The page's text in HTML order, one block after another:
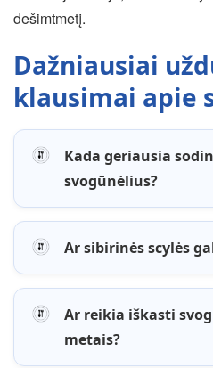
dešimtmetį.
Dažniausiai
klausimai apie
Kada geriausia
svogūnėlius?
Ar sibirinės scylės
Ar reikia iškasti
metais?